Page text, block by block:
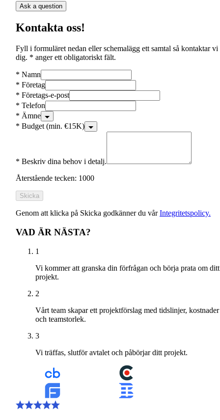
Ask a question
Kontakta oss!
Fyll i formuläret nedan eller schemalägg ett samtal så kontaktar vi
dig. * anger ett obligatoriskt fält.
* Namn
* Företag
* Företags-e-post
* Telefon
* Ämne
* Budget (min. €15K)
* Beskriv dina behov i detalj.
Återstående tecken: 1000
Skicka
Genom att klicka på Skicka godkänner du vårIntegritetspolicy.
VAD ÄR NÄSTA?
1
Vi kommer att granska din förfrågan och börja prata om ditt
projekt.
2
Vårt team skapar ett projektförslag med tidslinjer, kostnader
och teamstorlek.
3
Vi träffas, slutför avtalet och påbörjar ditt projekt.